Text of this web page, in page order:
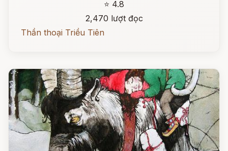
⭐ 4.8
2,470 lượt đọc
Thần thoại Triều Tiên